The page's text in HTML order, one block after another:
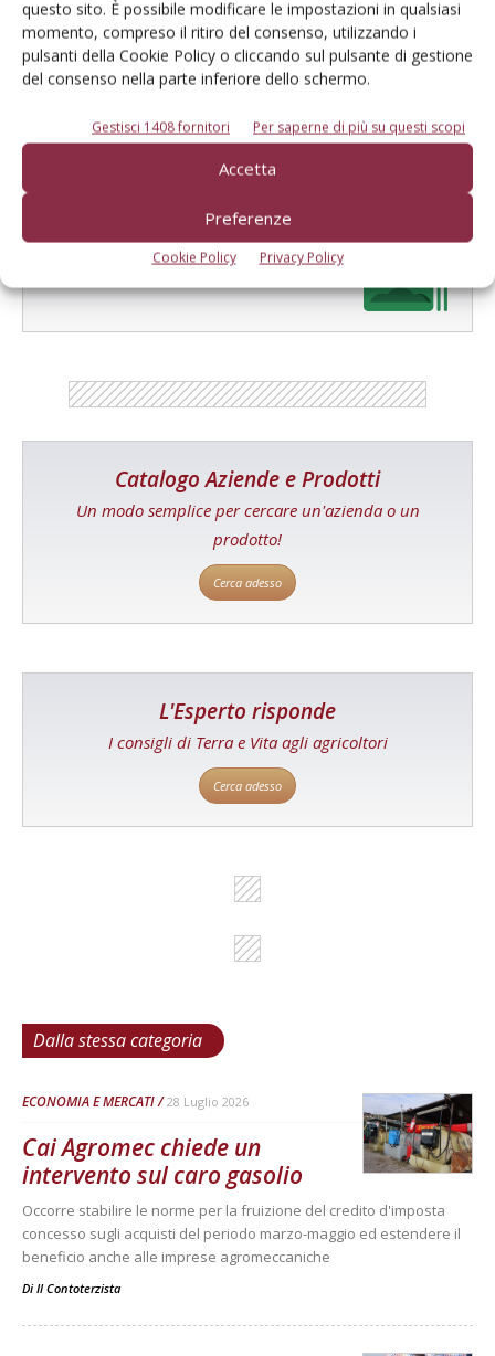
questo sito. È possibile modificare le impostazioni in qualsiasi
momento, compreso il ritiro del consenso, utilizzando i
pulsanti della Cookie Policy o cliccando sul pulsante di gestione
del consenso nella parte inferiore dello schermo.
Gestisci 1408 fornitori Per saperne di più su questi scopi
Accetta
Preferenze
Cookie Policy Privacy Policy
Salva il mio nome, email e sito web in questo browser per la
prossima volta che commento.
E-magazine
Tecniche, prodotti e servizi dalle aziende
Catalogo Aziende e Prodotti
Un modo semplice per cercare un'azienda o un
prodotto!
Cerca adesso
L'Esperto risponde
I consigli di Terra e Vita agli agricoltori
Cerca adesso
Dalla stessa categoria
ECONOMIA E MERCATI 28 Luglio 2026
Cai Agromec chiede un
intervento sul caro gasolio
Occorre stabilire le norme per la fruizione del credito d'imposta
concesso sugli acquisti del periodo marzo-maggio ed estendere il
beneficio anche alle imprese agromeccaniche
Di Il Contoterzista